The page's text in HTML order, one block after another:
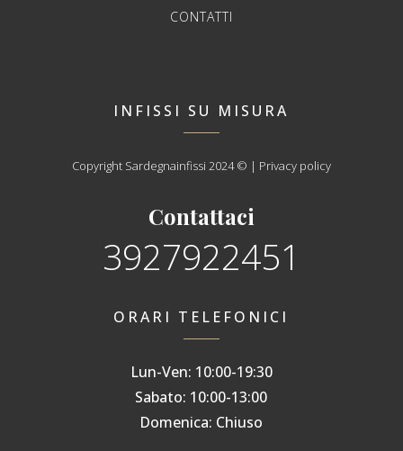
CONTATTI
INFISSI SU MISURA
Copyright Sardegnainfissi 2024 © | Privacy policy
Contattaci
3927922451
ORARI TELEFONICI
Lun-Ven: 10:00-19:30
Sabato: 10:00-13:00
Domenica: Chiuso